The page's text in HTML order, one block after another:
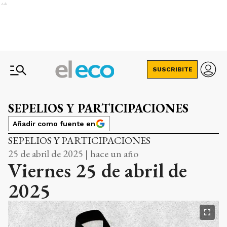
Ads
SUSCRIBITE
SEPELIOS Y PARTICIPACIONES
Añadir como fuente en
SEPELIOS Y PARTICIPACIONES
25 de abril de 2025 | hace un año
Viernes 25 de abril de
2025